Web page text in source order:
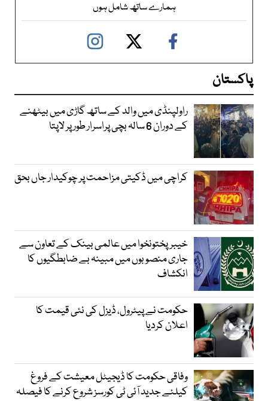
ہمارے ساتھ شامل ہوں
پاکستان
راولپنڈی میں والد کے ساتھ گاڑی میں بیٹھنے
کے دوران 6 سالہ بچی پراسرار طور پر لاپتا
کراچی میں ڈکیتی مزاحمت پر چوکیدار جاں بحق
خیبرپختونخوا میں عالمی بینک کے تعاون سے
جاری منصوبوں میں مبینہ بے ضابطگیوں کا
انکشاف
حکومت نے پیٹرول، ڈیزل کی نئی قیمت کا
اعلان کردیا
وفاقی حکومت کا ڈیجیٹل معیشت کے فروغ
کیلئے جدید آئی ٹی کورسز شروع کرنے کا فیصلہ